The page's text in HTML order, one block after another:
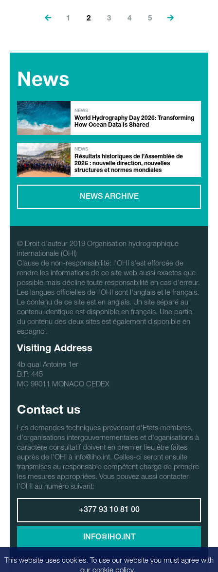
1 2 3 4 5
News
NEWS
World Hydrography Day 2026: Transforming
How Ocean Data Is Shared
NEWS
Résultats historiques de l’Assemblée de
2026 : nouvelle direction, nouvelles
structures et normes mondiales
NEWS ARCHIVE
© Droit d'auteur 2019 Organisation hydrographique
internationale (OHI)
Clause de non-responsabilité: l'OHI s'est efforcée de
rendre les informations de ce site web aussi exactes que
possible mais décline toute responsabilité en cas d'erreur.
Les langues officielles de l'OHI sont l'anglais et le français.
Le contenu de ce site est en anglais. Un site séparé au
contenu identique est disponible en français. Une partie
du contenu des deux sites est également disponible en
espagnol.
Visiting Address
4b qual Antoine 1er
B.P. 445
MC 98011 MONACO CEDEX
Contact us
Les demandes techniques provenant d'Etats membres,
d'organisations intergouvernementales et d'oganisations à
caractère consultatif doivent en premier lieu être faites
auprès de l'OHI à info@iho.int. Celles-ci seront ensuite
transmises au responsable compétent chargé de prendre
les mesures appropriées. Vous pouvez aussi contacter
l'OHI au numéro suivant:
+377 93 10 81 00
INFO@IHO.INT
This website uses cookies. To use our website you must agree with
our cookie policy.